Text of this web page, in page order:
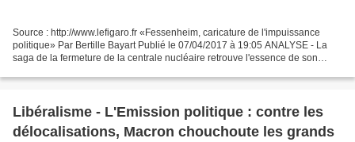
Source : http://www.lefigaro.fr «Fessenheim, caricature de l'impuissance
politique» Par Bertille Bayart Publié le 07/04/2017 à 19:05 ANALYSE - La
saga de la fermeture de la centrale nucléaire retrouve l'essence de son
Libéralisme - L'Emission politique : contre les
délocalisations, Macron chouchoute les grands